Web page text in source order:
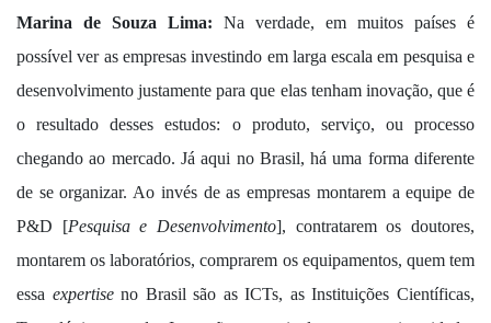
Marina de Souza Lima:
Na verdade, em muitos países é
possível ver as empresas investindo em larga escala em pesquisa e
desenvolvimento justamente para que elas tenham inovação, que é
o resultado desses estudos: o produto, serviço, ou processo
chegando ao mercado. Já aqui no Brasil, há uma forma diferente
de se organizar. Ao invés de as empresas montarem a equipe de
P&D [Pesquisa e Desenvolvimento], contratarem os doutores,
montarem os laboratórios, comprarem os equipamentos, quem tem
essa expertiseno Brasil são as ICTs, as Instituições Científicas,